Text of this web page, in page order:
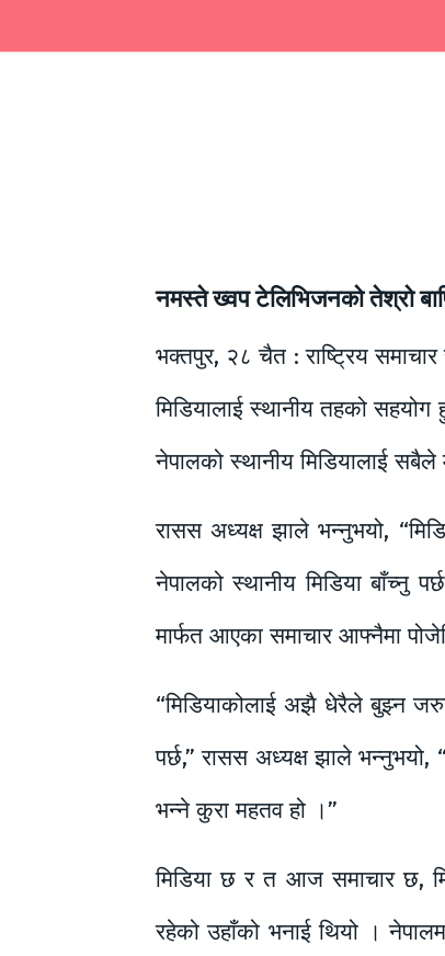
नमस्ते ख्वप टेलिभिजनको तेश्रो
भक्तपुर, २८ चैत : राष्ट्रिय
मिडियालाई स्थानीय तहको
नेपालको स्थानीय मिडियालाई सबैले
रासस अध्यक्ष झाले भन्नुभयो,
नेपालको स्थानीय मिडिया बाँच्नु
मार्फत आएका समाचार आफ्नैमा
“मिडियाकोलाई अझै धेरैले बुझ्न
पर्छ,” रासस अध्यक्ष झाले
भन्ने कुरा महतव हो ।”
मिडिया छ र त आज समाचार छ,
रहेको उहाँको भनाई थियो ।